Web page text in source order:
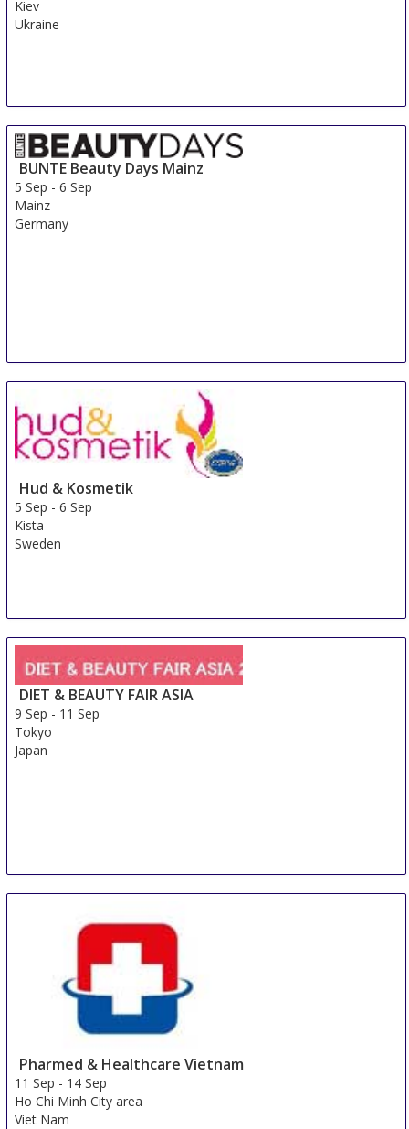
Kiev
Ukraine
BUNTE Beauty Days Mainz
5 Sep -6 Sep
Mainz
Germany
Hud & Kosmetik
5 Sep -6 Sep
Kista
Sweden
DIET & BEAUTY FAIR ASIA
9 Sep - 11 Sep
Tokyo
Japan
Pharmed & Healthcare Vietnam
11 Sep - 14 Sep
Ho Chi Minh City area
Viet Nam